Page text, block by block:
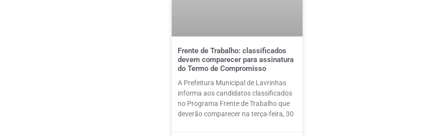
Frente de Trabalho: classificados
devem comparecer para assinatura
do Termo de Compromisso
A Prefeitura Municipal de Lavrinhas
informa aos candidatos classificados
no Programa Frente de Trabalho que
deverão comparecer na terça-feira, 30